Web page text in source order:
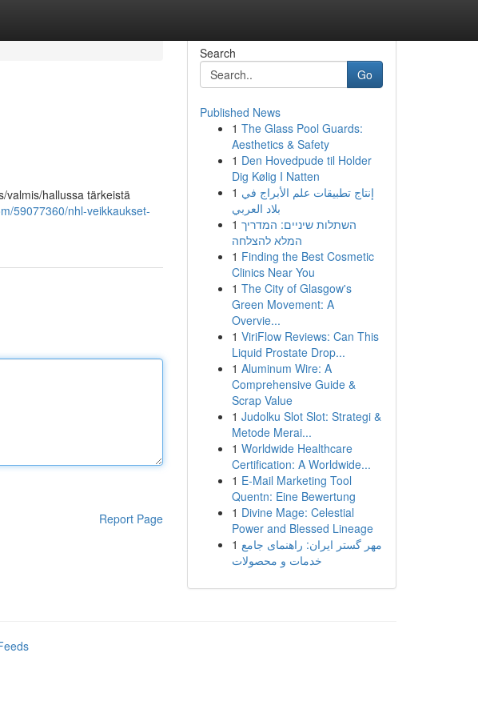
valmis/hallussa tärkeistä
59077360/nhl-veikkaukset-
Report Page
Search
Go
Published News
1 The Glass Pool Guards:
Aesthetics & Safety
1 Den Hovedpude til Holder
Dig Kølig I Natten
1 إنتاج تطبيقات علم الأبراج في
بلاد العربي
1 השתלות שיניים: המדריך
המלא להצלחה
1 Finding the Best Cosmetic
Clinics Near You
1 The City of Glasgow's
Green Movement: A
Overvie...
1 ViriFlow Reviews: Can This
Liquid Prostate Drop...
1 Aluminum Wire: A
Comprehensive Guide &
Scrap Value
1 Judolku Slot Slot: Strategi &
Metode Merai...
1 Worldwide Healthcare
Certification: A Worldwide...
1 E-Mail Marketing Tool
Quentn: Eine Bewertung
1 Divine Mage: Celestial
Power and Blessed Lineage
1 مهر گستر ایران: راهنمای جامع
خدمات و محصولات